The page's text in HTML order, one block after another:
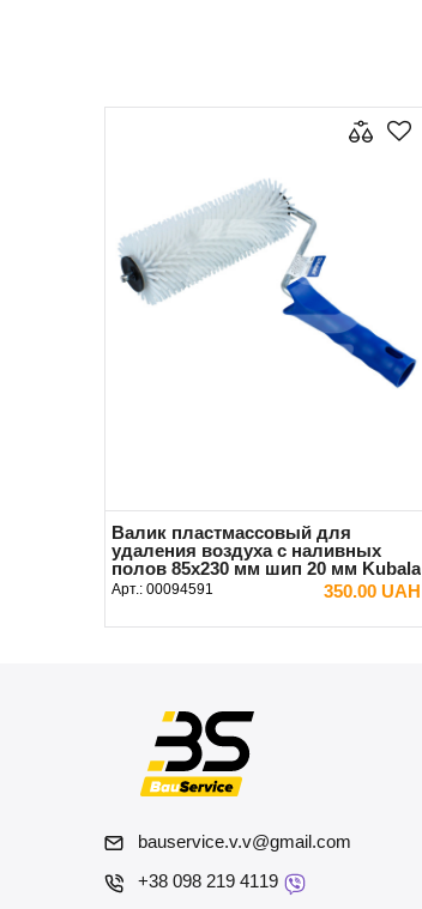
Валик пластмассовый для
удаления воздуха с наливных
полов 85х230 мм шип 20 мм Kubala
Арт.: 00094591 350.00 UAH
В КОРЗИНУ
bauservice.v.v@gmail.com
+38 098 219 4119